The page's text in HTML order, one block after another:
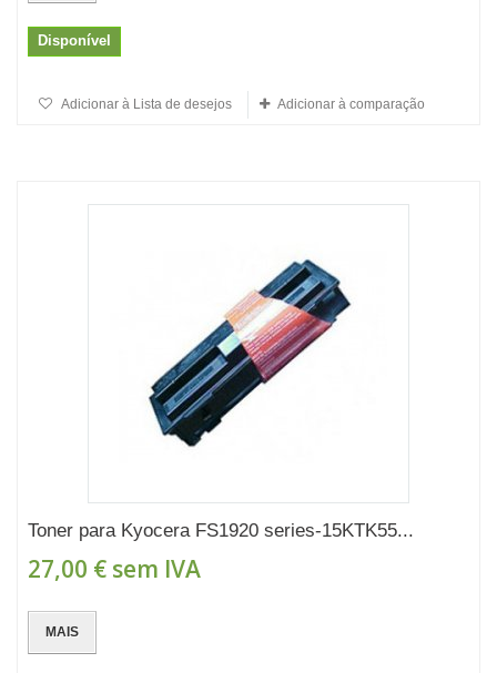
Disponível
Adicionar à Lista de desejos Adicionar à comparação
Toner para Kyocera FS1920 series-15KTK55...
27,00 € sem IVA
MAIS